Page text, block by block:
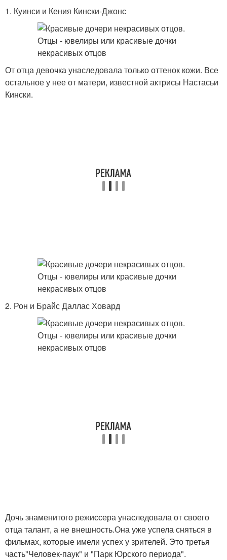
1. Куинси и Кения Кински-Джонс
От отца девочка унаследовала только оттенок кожи. Все
остальное у нее от матери, известной актрисы Настасьи
Кински.
2. Рон и Брайс Даллас Ховард
Дочь знаменитого режиссера унаследовала от своего
отца талант, а не внешность.Она уже успела сняться в
фильмах, которые имели успех у зрителей. Это третья
часть"Человек-паук" и "Парк Юрского периода".